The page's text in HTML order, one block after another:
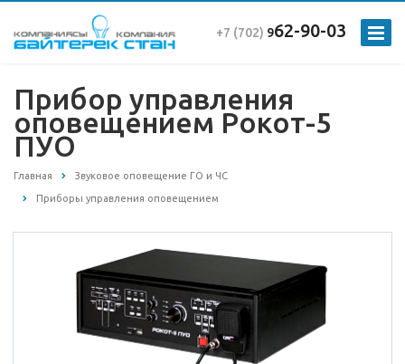
+7 (702) 962-90-03
Прибор управления
оповещением Рокот-5
ПУО
Главная Звуковое оповещение ГО и ЧС
Приборы управления оповещением